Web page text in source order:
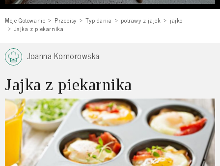
Moje Gotowanie Przepisy Typ dania potrawy z jajek
jajko
Jajka z piekarnika
Joanna Komorowska
Jajka z piekarnika